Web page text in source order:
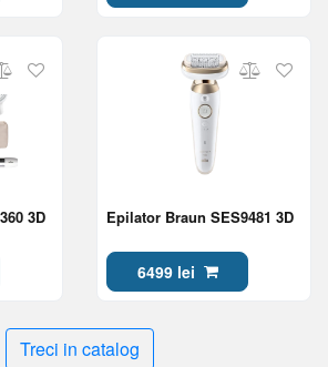
3D Epilator Braun SES9481 3D
6499 lei
Treci in catalog